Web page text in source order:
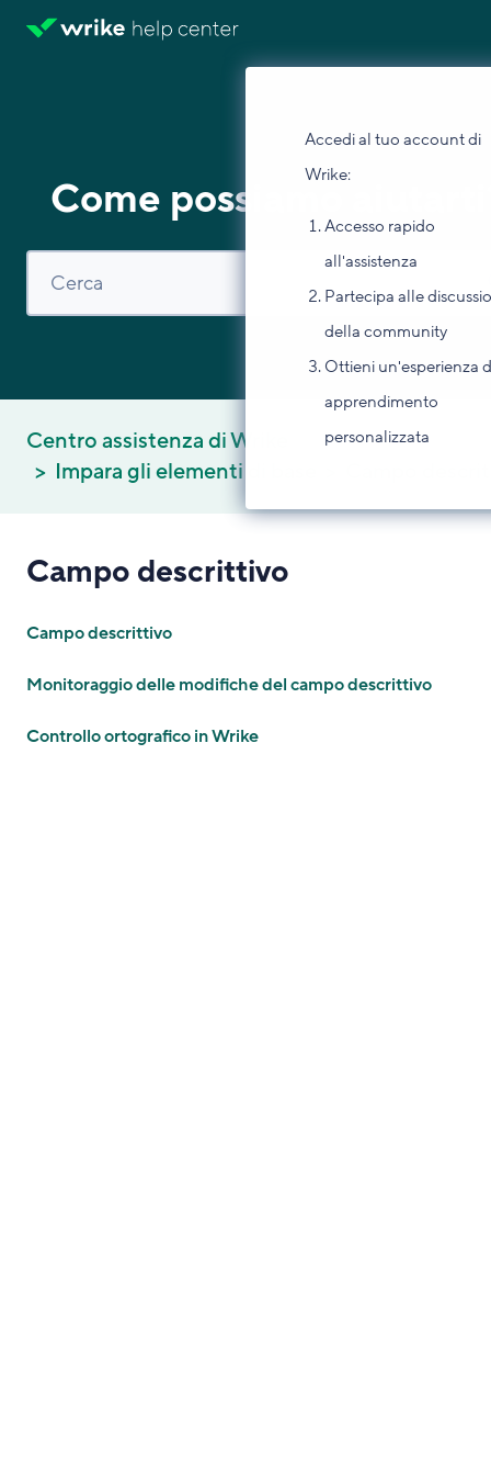
Accedi al tuo account di
Wrike:
Accesso rapido
all'assistenza
Partecipa alle
della community
Ottieni un'esperienza
apprendimento
personalizzata
Come possiamo
Centro assistenza di Wrike
Impara gli elementi di base
Campo descrittivo
Campo descrittivo
Monitoraggio delle modifiche del campo descrittivo
Controllo ortografico in Wrike